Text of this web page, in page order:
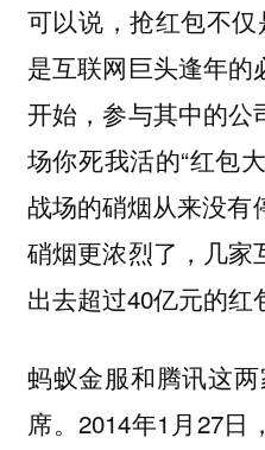
可以说，抢红包不仅
是互联网巨头逢年
开始，参与其中的公
场你死我活的“红包
战场的硝烟从来没有
硝烟更浓烈了，几
出去超过40亿元的红
蚂蚁金服和腾讯这
席。2014年1月27日